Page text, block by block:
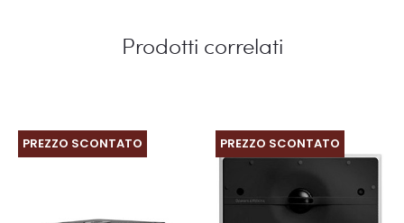
Prodotti correlati
PREZZO SCONTATO PREZZO SCONTATO